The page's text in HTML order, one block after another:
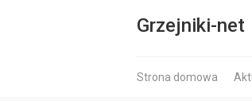
Grzejniki-net
Strona domowa